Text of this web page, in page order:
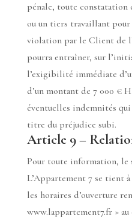
pénale, toute
ou un tiers travaillant pour
violation par le Client de
pourra entraîner, sur
l’exigibilité immédiate
d’un montant de 7 000 €
éventuelles indemnités
titre du préjudice subi.
Article 9 –
Pour toute information, le
L’Appartement 7 se tient
les horaires d’ouverture
www.lappartement7.fr » au